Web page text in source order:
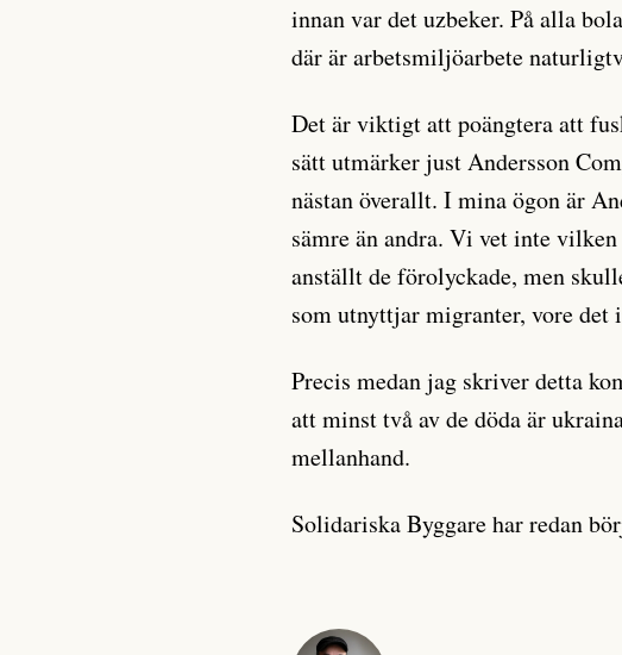
innan var det uzbeker. På alla
där är arbetsmiljöarbete
Det är viktigt att poängtera att
sätt utmärker just Andersson
nästan överallt. I mina ögon är
sämre än andra. Vi vet inte
anställt de förolyckade, men
som utnyttjar migranter, vore det
Precis medan jag skriver detta
att minst två av de döda är
mellanhand.
Solidariska Byggare har redan